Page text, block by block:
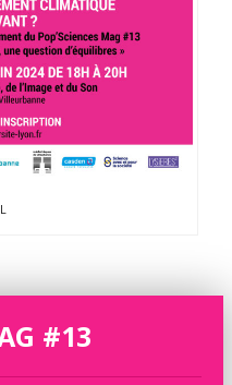
#13